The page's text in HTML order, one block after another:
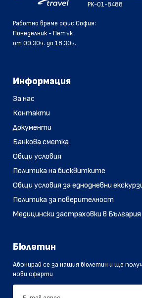
РК-01-8488
Pаботно време офис София:
Понеделник - Петък
от 09.30ч. до 18.30ч.
Информация
За нас
Контакти
Документи
Банкова сметка
Общи условия
Политика на бисквитките
Общи условия за еднодневни
Политика за поверителност
Медицински застраховки в България
Бюлетин
Абонирай се за нашия бюлетин и ще
нови оферти